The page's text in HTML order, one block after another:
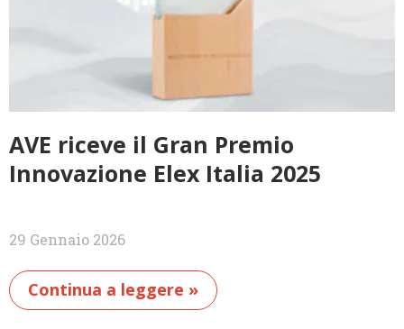
AVE riceve il Gran Premio
Innovazione Elex Italia 2025
29 Gennaio 2026
Continua a leggere »